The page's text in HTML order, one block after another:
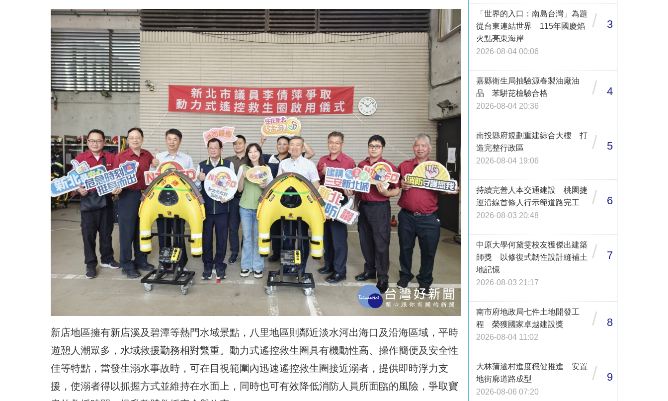
新店地區擁有新店溪及碧潭等熱門水域景點，八里地區則鄰近淡水河出海口及沿海區域，平時
遊憩人潮眾多，水域救援勤務相對繁重。動力式遙控救生圈具有機動性高、操作簡便及安全性
佳等特點，當發生溺水事故時，可在目視範圍內迅速遙控救生圈接近溺者，提供即時浮力支
援，使溺者得以抓握方式並維持在水面上，同時也可有效降低消防人員所面臨的風險，爭取寶
「世界的入口：南島台灣」為題
從台東連結世界 115年國慶焰
火點亮東海岸
2026-08-04 00:06
/ 3
嘉縣衛生局抽驗源春製油廠油
品 苯駢芘檢驗合格
2026-08-04 20:36
/ 4
南投縣府規劃重建綜合大樓 打
造完整行政區
2026-08-04 19:06
/ 5
持續完善人本交通建設 桃園捷
運沿線首條人行示範道路完工
2026-08-03 20:48
/ 6
中原大學何黛雯校友獲傑出建築
師獎 以修復式韌性設計縫補土
地記憶
2026-08-03 21:17
/ 7
南市府地政局七件土地開發工
程 榮獲國家卓越建設獎
2026-08-04 11:02
/ 8
大林蒲遷村進度穩健推進 安置
地街廓道路成型
2026-08-06 07:20
/ 9